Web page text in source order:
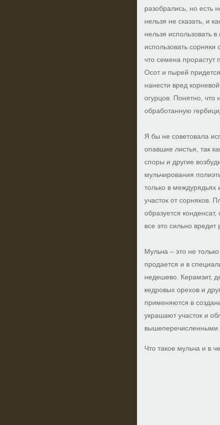
разобрались, но есть
нельзя не сказать, и
нельзя использовать
использовать
что семена прорастут
Осот и пырей
нанести вред
огурцов. Понятно, что
обработанную
Я бы не советовала
опавшие листья, так
споры и другие
мульчирования
только в междурядьях
участок от сорняков.
образуется
все это сильно вредит
Мульча – это не
продается и в
недешево. Керамзит,
кедровых орехов и
применяются в
украшают участок и
вышеперечисленными
Что такое мульча и в